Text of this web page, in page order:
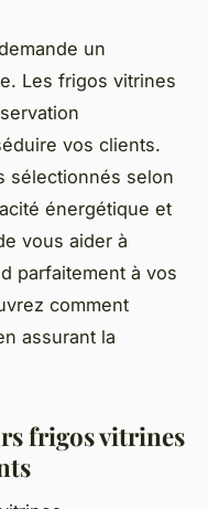
un
Les frigos vitrines
vos clients.
sélectionnés selon
énergétique et
vous aider à
parfaitement à vos
comment
assurant la
frigos vitrines